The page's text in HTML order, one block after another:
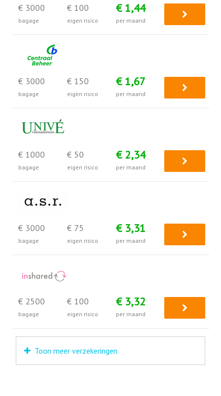
€ 3000
bagage
€ 100
eigen risico
€ 1,44
per maand
€ 3000
bagage
€ 150
eigen risico
€ 1,67
per maand
€ 1000
bagage
€ 50
eigen risico
€ 2,34
per maand
€ 3000
bagage
€ 75
eigen risico
€ 3,31
per maand
€ 2500
bagage
€ 100
eigen risico
€ 3,32
per maand
Toon meer verzekeringen